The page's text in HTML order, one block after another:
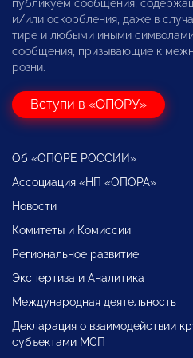
публикуем сообщения,
и/или оскорбления, даже в
тире и любыми иными
сообщения, призывающие к
розни.
Вступи в «ОПОРУ»
Об «ОПОРЕ РОССИИ»
Ассоциация «НП «ОПОРА»
Новости
Комитеты и Комиссии
Региональное развитие
Экспертиза и Аналитика
Международная деятельность
Декларация о взаимодействии
субъектами МСП